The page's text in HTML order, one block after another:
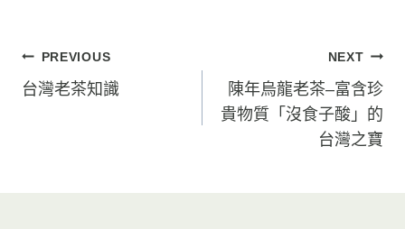
文
章
PREVIOUS
台灣老茶知識
NEXT
陳年烏龍老茶–富含珍
貴物質「沒食子酸」的
台灣之寶